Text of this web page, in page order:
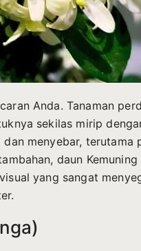
Anda. Tanaman
sekilas mirip
menyebar, terutama
daun Kemuning
yang sangat